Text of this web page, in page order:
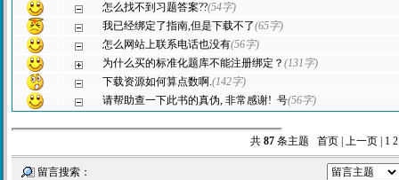
怎么找不到习题答案??(54字)
我已经绑定了指南,但是下载不了(65字)
怎么网站上联系电话也没有(56字)
为什么买的标准化题库不能注册绑定？ (131字)
下载资源如何算点数啊.(142字)
请帮助查一下此书的真伪, 非常感谢! 号(56字)
共 87 条主题 首页 上一页 1 2
留言搜索：